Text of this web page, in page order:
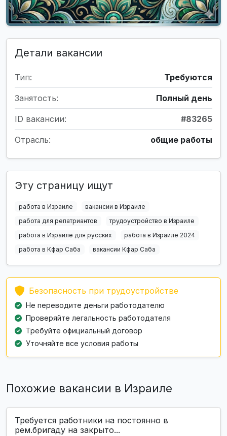
Детали вакансии
Тип: Требуются
Занятость: Полный день
ID вакансии: #83265
Отрасль: общие работы
Эту страницу ищут
работа в Израиле
вакансии в Израиле
работа для репатриантов
трудоустройство в Израиле
работа в Израиле для русских
работа в Израиле 2024
работа в Кфар Саба
вакансии Кфар Саба
Безопасность при трудоустройстве
Не переводите деньги работодателю
Проверяйте легальность работодателя
Требуйте официальный договор
Уточняйте все условия работы
Похожие вакансии в Израиле
Требуется работники на постоянно в
рем.бригаду на закрыто...